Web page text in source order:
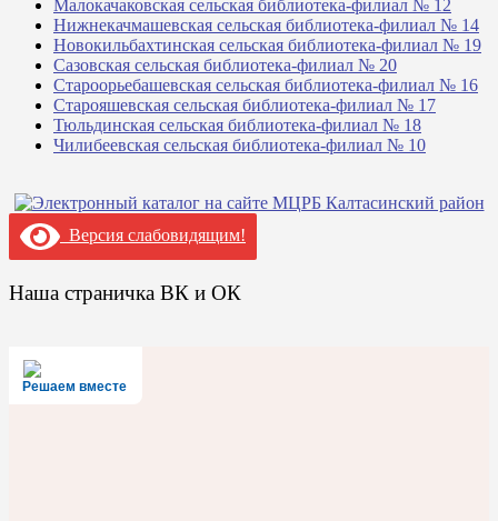
Малокачаковская сельская библиотека-филиал № 12
Нижнекачмашевская сельская библиотека-филиал № 14
Новокильбахтинская сельская библиотека-филиал № 19
Сазовская сельская библиотека-филиал № 20
Староорьебашевская сельская библиотека-филиал № 16
Старояшевская сельская библиотека-филиал № 17
Тюльдинская сельская библиотека-филиал № 18
Чилибеевская сельская библиотека-филиал № 10
Версия слабовидящим!
Наша страничка ВК и ОК
Решаем вместе